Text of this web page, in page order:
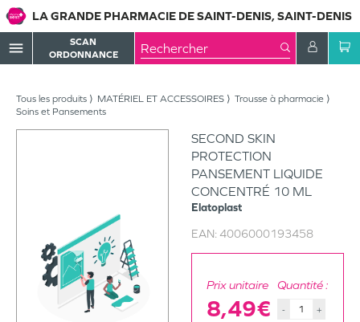
LA GRANDE PHARMACIE DE SAINT-DENIS, SAINT-DENIS
menu
SCAN
ORDONNANCE
Tous les produits MATÉRIEL ET ACCESSOIRES
Trousse à pharmacie
Soins et Pansements
SECOND SKIN
PROTECTION
PANSEMENT LIQUIDE
CONCENTRÉ 10 ML
Elatoplast
EAN: 4006000193458
Prix unitaire
8,49€
Quantité :
- +